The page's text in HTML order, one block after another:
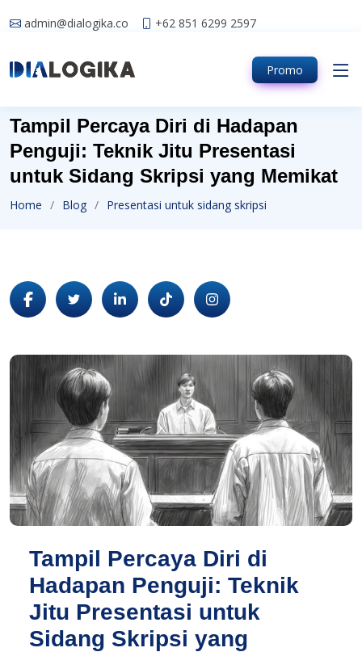
admin@dialogika.co +62 851 6299 2597
Promo
Tampil Percaya Diri di Hadapan
Penguji: Teknik Jitu Presentasi
untuk Sidang Skripsi yang Memikat
Home Blog Presentasi untuk sidang skripsi
Tampil Percaya Diri di
Hadapan Penguji: Teknik
Jitu Presentasi untuk
Sidang Skripsi yang